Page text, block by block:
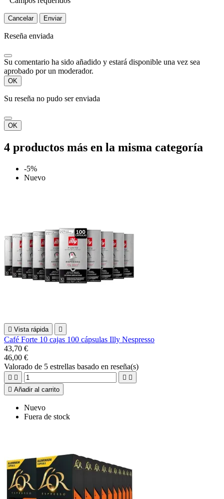
Cancelar Enviar
Reseña enviada
Su comentario ha sido añadido y estará disponible una vez sea
aprobado por un moderador.
OK
Su reseña no pudo ser enviada
OK
4 productos más en la misma categoría
-5%
Nuevo
 Vista rápida 
Café Forte 10 cajas 100 cápsulas Illy Nespresso
43,70 €
46,00 €
Valorado de 5 estrellas basado en reseña(s)
   
 Añadir al carrito
Nuevo
Fuera de stock